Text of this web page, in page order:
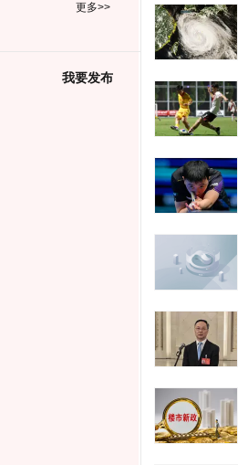
更多>>
我要发布